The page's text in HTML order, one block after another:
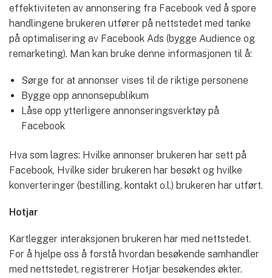
effektiviteten av annonsering fra Facebook ved å spore
handlingene brukeren utfører på nettstedet med tanke
på optimalisering av Facebook Ads (bygge Audience og
remarketing). Man kan bruke denne informasjonen til å:
Sørge for at annonser vises til de riktige personene
Bygge opp annonsepublikum
Låse opp ytterligere annonseringsverktøy på
Facebook
Hva som lagres: Hvilke annonser brukeren har sett på
Facebook, Hvilke sider brukeren har besøkt og hvilke
konverteringer (bestilling, kontakt o.l.) brukeren har utført.
Hotjar
Kartlegger interaksjonen brukeren har med nettstedet.
For å hjelpe oss å forstå hvordan besøkende samhandler
med nettstedet, registrerer Hotjar besøkendes økter.